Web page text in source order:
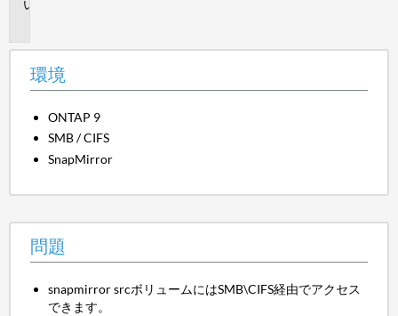
環境
ONTAP 9
SMB / CIFS
SnapMirror
問題
snapmirror srcボリュームにはSMB\CIFS経由でアクセス
できます。